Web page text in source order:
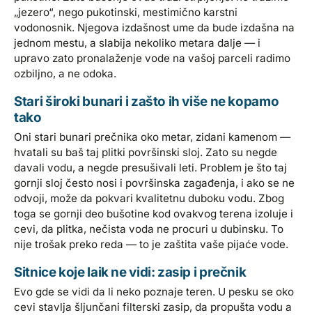
„jezero“, nego pukotinski, mestimično karstni
vodonosnik. Njegova izdašnost ume da bude izdašna na
jednom mestu, a slabija nekoliko metara dalje — i
upravo zato pronalaženje vode na vašoj parceli radimo
ozbiljno, a ne odoka.
Stari široki bunari i zašto ih više ne kopamo
tako
Oni stari bunari prečnika oko metar, zidani kamenom —
hvatali su baš taj plitki površinski sloj. Zato su negde
davali vodu, a negde presušivali leti. Problem je što taj
gornji sloj često nosi i površinska zagađenja, i ako se ne
odvoji, može da pokvari kvalitetnu duboku vodu. Zbog
toga se gornji deo bušotine kod ovakvog terena izoluje i
cevi, da plitka, nečista voda ne procuri u dubinsku. To
nije trošak preko reda — to je zaštita vaše pijaće vode.
Sitnice koje laik ne vidi: zasip i prečnik
Evo gde se vidi da li neko poznaje teren. U pesku se oko
cevi stavlja šljunčani filterski zasip, da propušta vodu a